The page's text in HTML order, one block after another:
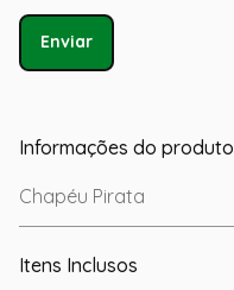
Enviar
Informações do produto
Chapéu Pirata
Itens Inclusos